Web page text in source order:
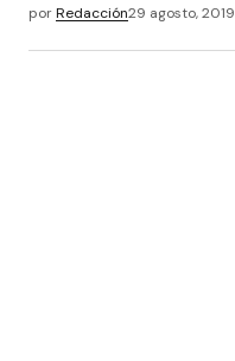
porRedacción29 agosto, 2019